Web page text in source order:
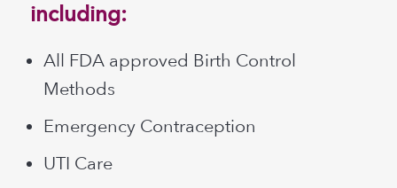
including:
All FDA approved Birth Control
Methods
Emergency Contraception
UTI Care